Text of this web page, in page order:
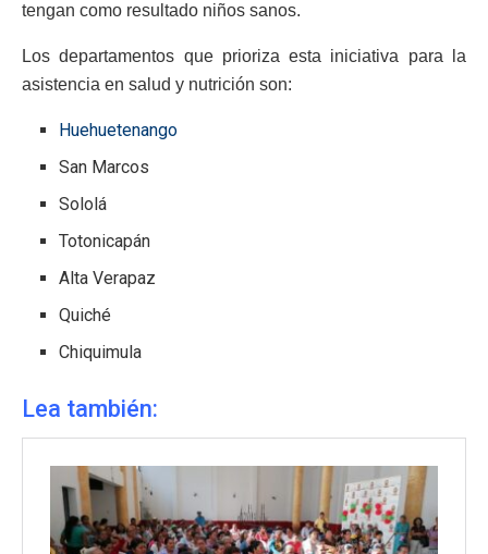
tengan como resultado niños sanos.
Los departamentos que prioriza esta iniciativa para la
asistencia en salud y nutrición son:
Huehuetenango
San Marcos
Sololá
Totonicapán
Alta Verapaz
Quiché
Chiquimula
Lea también: